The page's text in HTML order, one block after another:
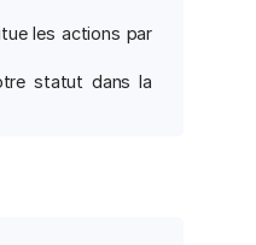
les actions par
statut dans la